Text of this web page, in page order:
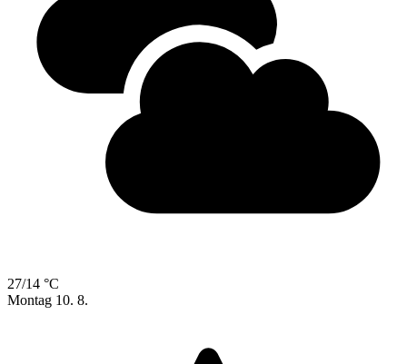
27/14 °C
Montag 10. 8.